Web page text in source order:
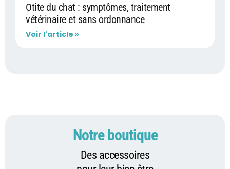
Otite du chat : symptômes, traitement
vétérinaire et sans ordonnance
Voir l'article »
Notre boutique
Des accessoires